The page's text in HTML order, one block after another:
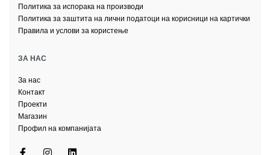
Политика за испорака на производи
Политика за заштита на лични податоци на корисници на картички
Правила и услови за користење
ЗА НАС
За нас
Контакт
Проекти
Магазин
Профил на компанијата